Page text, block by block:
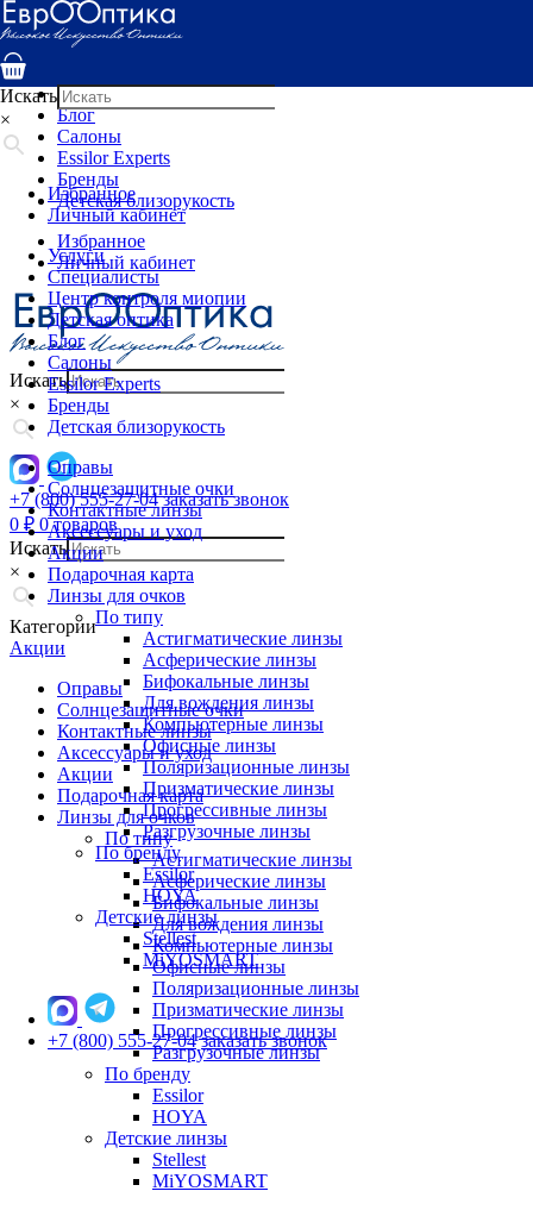
Услуги
Специалисты
Детская оптика
Блог
Салоны
Essilor Experts
Бренды
Детская близорукость
Избранное
Личный кабинет
Искать
×
+7 (800) 555-27-04 заказать звонок
0 ₽ 0 товаров
Искать
×
Категории
Акции
Оправы
Солнцезащитные очки
Контактные линзы
Аксессуары и уход
Акции
Подарочная карта
Линзы для очков
По типу
Астигматические линзы
Асферические линзы
Бифокальные линзы
Для вождения линзы
Компьютерные линзы
Офисные линзы
Поляризационные линзы
Призматические линзы
Прогрессивные линзы
Разгрузочные линзы
По бренду
Essilor
HOYA
Детские линзы
Stellest
MiYOSMART
Искать
×
Избранное
Личный кабинет
Услуги
Специалисты
Центр контроля миопии
Детская оптика
Блог
Салоны
Essilor Experts
Бренды
Детская близорукость
Оправы
Солнцезащитные очки
Контактные линзы
Аксессуары и уход
Акции
Подарочная карта
Линзы для очков
По типу
Астигматические линзы
Асферические линзы
Бифокальные линзы
Для вождения линзы
Компьютерные линзы
Офисные линзы
Поляризационные линзы
Призматические линзы
Прогрессивные линзы
Разгрузочные линзы
По бренду
Essilor
HOYA
Детские линзы
Stellest
MiYOSMART
+7 (800) 555-27-04 заказать звонок